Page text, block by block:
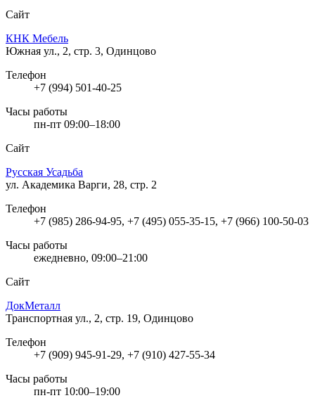
Сайт
КНК Мебель
Южная ул., 2, стр. 3, Одинцово
Телефон
+7 (994) 501-40-25
Часы работы
пн-пт 09:00–18:00
Сайт
Русская Усадьба
ул. Академика Варги, 28, стр. 2
Телефон
+7 (985) 286-94-95, +7 (495) 055-35-15, +7 (966) 100-50-03
Часы работы
ежедневно, 09:00–21:00
Сайт
ДокМеталл
Транспортная ул., 2, стр. 19, Одинцово
Телефон
+7 (909) 945-91-29, +7 (910) 427-55-34
Часы работы
пн-пт 10:00–19:00